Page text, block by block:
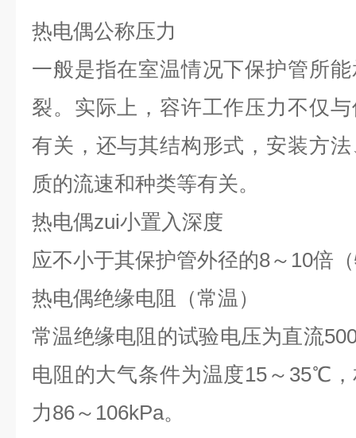
热电偶公称压力
一般是指在室温情况下保护管所
裂。实际上，容许工作压力不仅
有关，还与其结构形式，安装方
质的流速和种类等有关。
热电偶zui小置入深度
应不小于其保护管外径的8～10倍
热电偶绝缘电阻（常温）
常温绝缘电阻的试验电压为直流
电阻的大气条件为温度15～35℃
力86～106kPa。